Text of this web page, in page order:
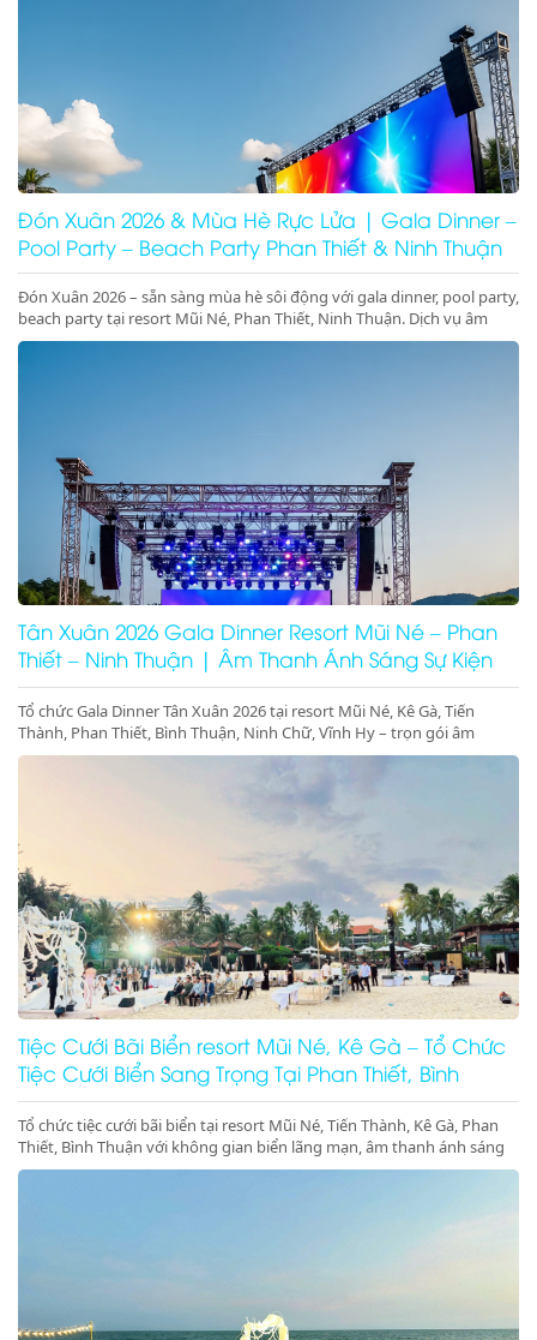
Đón Xuân 2026 & Mùa Hè Rực Lửa | Gala Dinner –
Pool Party – Beach Party Phan Thiết & Ninh Thuận
Đón Xuân 2026 – sẵn sàng mùa hè sôi động với gala dinner, pool party,
beach party tại resort Mũi Né, Phan Thiết, Ninh Thuận. Dịch vụ âm
thanh ánh sáng – sân khấu – LED chuyên nghiệp, đặt lịch ngay!
Tân Xuân 2026 Gala Dinner Resort Mũi Né – Phan
Thiết – Ninh Thuận | Âm Thanh Ánh Sáng Sự Kiện
Cao Cấp
Tổ chức Gala Dinner Tân Xuân 2026 tại resort Mũi Né, Kê Gà, Tiến
Thành, Phan Thiết, Bình Thuận, Ninh Chữ, Vĩnh Hy – trọn gói âm
thanh ánh sáng, sân khấu, màn hình LED, concept sự kiện đầu năm
Tiệc Cưới Bãi Biển resort Mũi Né, Kê Gà – Tổ Chức
Tiệc Cưới Biển Sang Trọng Tại Phan Thiết, Bình
Thuận
Tổ chức tiệc cưới bãi biển tại resort Mũi Né, Tiến Thành, Kê Gà, Phan
Thiết, Bình Thuận với không gian biển lãng mạn, âm thanh ánh sáng
chuyên nghiệp, sân khấu cưới đẳng cấp. Liên hệ ngay để đặt dịch vụ